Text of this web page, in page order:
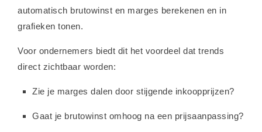
automatisch brutowinst en marges berekenen en in
grafieken tonen.
Voor ondernemers biedt dit het voordeel dat trends
direct zichtbaar worden:
Zie je marges dalen door stijgende inkoopprijzen?
Gaat je brutowinst omhoog na een prijsaanpassing?